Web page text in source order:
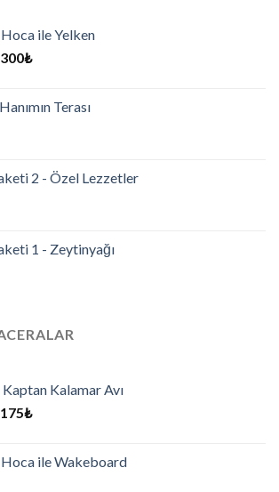
ile Yelken
300₺
Terası
2 - Özel Lezzetler
1 - Zeytinyağı
Kalamar Avı
175₺
ile Wakeboard